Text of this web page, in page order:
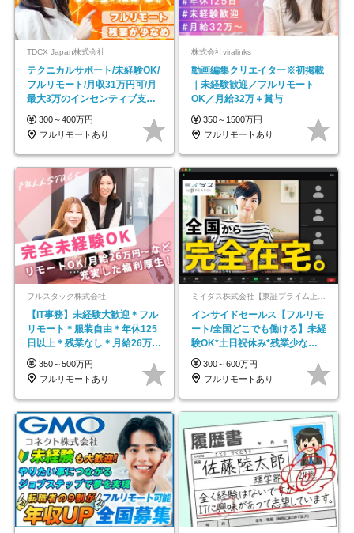
TDCX Japan株式会社
テクニカルサポート/未経験OK/
フルリモート/月収31万円可/月
最大3万のインセンティブ支給/
平均年齢33歳
300～400万円
フルリモートあり
株式会社viralinks
動画編集クリエイター※初掲載
｜未経験歓迎／フルリモート
OK／月給32万＋賞与
350～1500万円
フルリモートあり
フルスタック株式会社
【IT事務】未経験大歓迎＊フル
リモート＊服装自由＊年休125
日以上＊残業なし＊月給26万円
以上
350～500万円
フルリモートあり
インサイドセールス【フルリモ
ート/全国どこでも働ける】未経
験OK*土日祝休み*残業少なめ*
在宅勤務手当あり
300～600万円
フルリモートあり